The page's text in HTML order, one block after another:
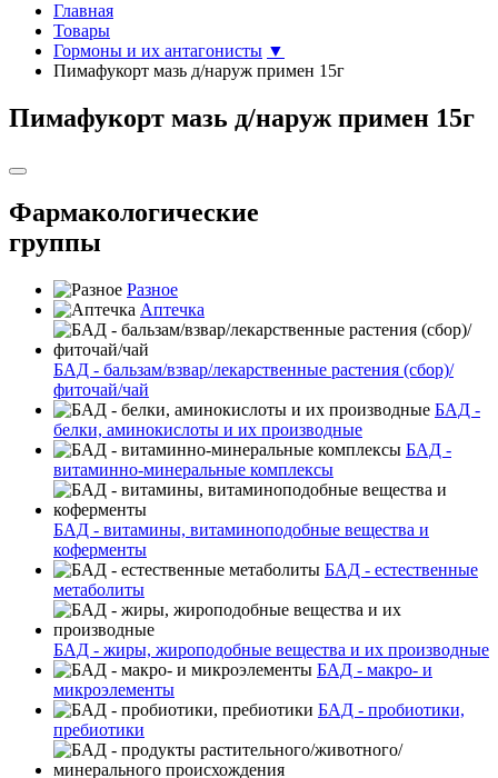
Главная
Товары
Гормоны и их антагонисты ▼
Пимафукорт мазь д/наруж примен 15г
Пимафукорт мазь д/наруж примен 15г
Фармакологические
группы
Разное
Аптечка
БАД - бальзам/взвар/лекарственные растения (сбор)/
фиточай/чай
БАД -
белки, аминокислоты и их производные
БАД -
витаминно-минеральные комплексы
БАД - витамины, витаминоподобные вещества и
коферменты
БАД - естественные
метаболиты
БАД - жиры, жироподобные вещества и их производные
БАД - макро- и
микроэлементы
БАД - пробиотики,
пребиотики